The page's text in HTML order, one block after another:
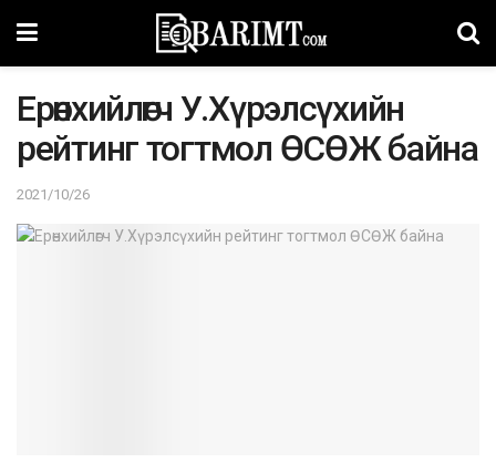
Ерөнхийлөгч У.Хүрэлсүхийн
рейтинг тогтмол ӨСӨЖ байна
2021/10/26